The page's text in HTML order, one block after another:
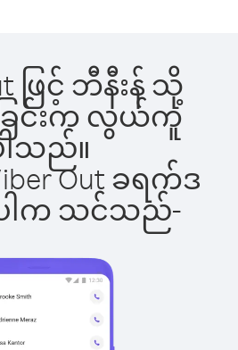
ဖြင့် ဘီနီးန် သို့
ခြင်းက လွယ်ကူ
ါသည်။
Out ခရက်ဒ
ပါက သင်သည်-